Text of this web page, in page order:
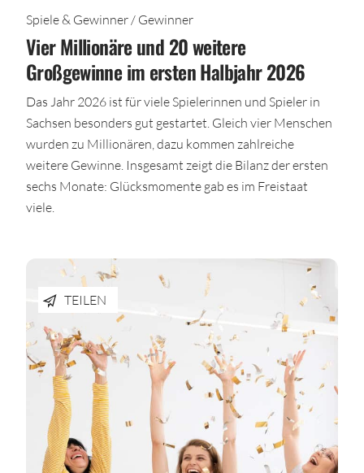
Spiele & Gewinner / Gewinner
Vier Millionäre und 20 weitere
Großgewinne im ersten Halbjahr 2026
Das Jahr 2026 ist für viele Spielerinnen und Spieler in
Sachsen besonders gut gestartet. Gleich vier Menschen
wurden zu Millionären, dazu kommen zahlreiche
weitere Gewinne. Insgesamt zeigt die Bilanz der ersten
sechs Monate: Glücksmomente gab es im Freistaat
viele.
TEILEN